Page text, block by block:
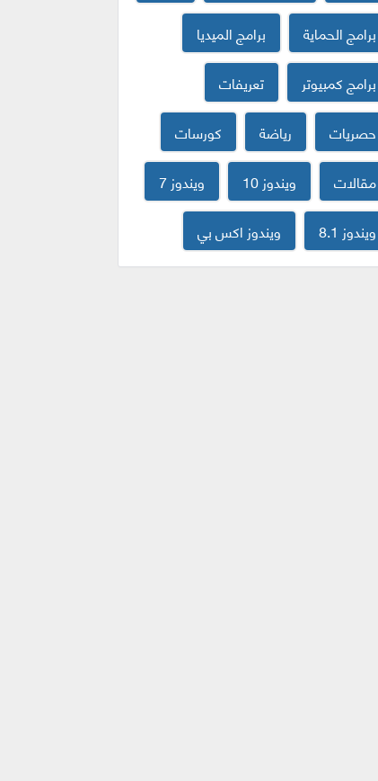
برامج الحماية
برامج الميديا
برامج كمبيوتر
تعريفات
حصريات
رياضة
كورسات
مقالات
ويندوز 10
ويندوز 7
ويندوز 8.1
ويندوز اكس بي